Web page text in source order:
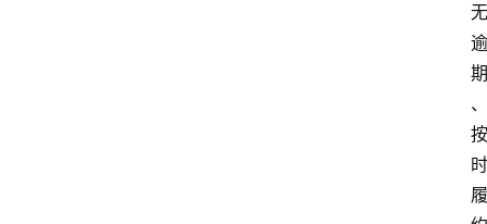
无
逾
期
、
按
时
履